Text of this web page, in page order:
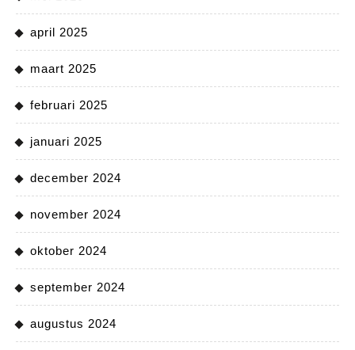
april 2025
maart 2025
februari 2025
januari 2025
december 2024
november 2024
oktober 2024
september 2024
augustus 2024